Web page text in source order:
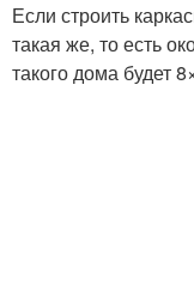
Если строить
такая же, то есть
такого дома будет